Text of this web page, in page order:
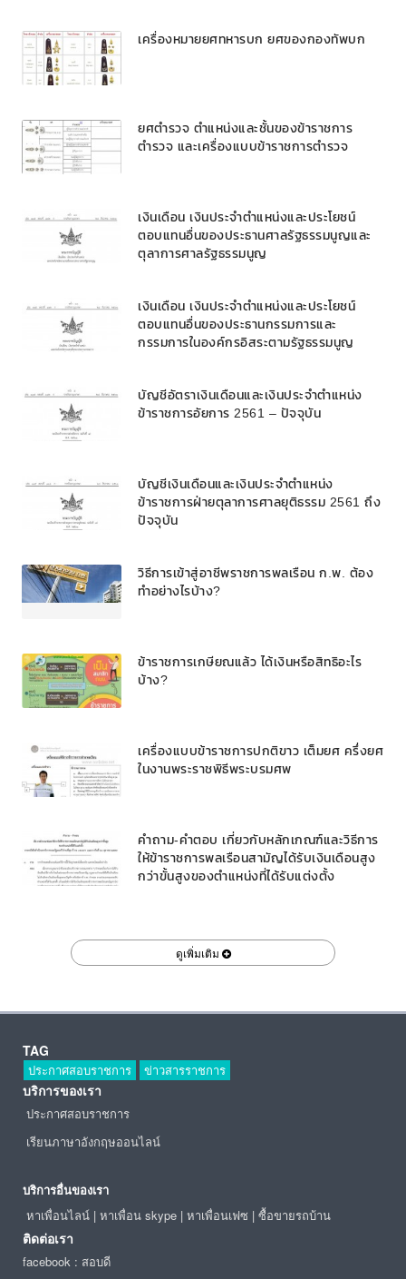
เครื่องหมายยศทหารบก ยศของกองทัพบก
ยศตำรวจ ตำแหน่งและชั้นของข้าราชการ
ตำรวจ และเครื่องแบบข้าราชการตำรวจ
เงินเดือน เงินประจำตำแหน่งและประโยชน์
ตอบแทนอื่นของประธานศาลรัฐธรรมนูญและ
ตุลาการศาลรัฐธรรมนูญ
เงินเดือน เงินประจำตำแหน่งและประโยชน์
ตอบแทนอื่นของประธานกรรมการและ
กรรมการในองค์กรอิสระตามรัฐธรรมนูญ
บัญชีอัตราเงินเดือนและเงินประจำตำแหน่ง
ข้าราชการอัยการ 2561 – ปัจจุบัน
บัญชีเงินเดือนและเงินประจำตำแหน่ง
ข้าราชการฝ่ายตุลาการศาลยุติธรรม 2561 ถึง
ปัจจุบัน
วิธีการเข้าสู่อาชีพราชการพลเรือน ก.พ. ต้อง
ทำอย่างไรบ้าง?
ข้าราชการเกษียณแล้ว ได้เงินหรือสิทธิอะไร
บ้าง?
เครื่องแบบข้าราชการปกติขาว เต็มยศ ครึ่งยศ
ในงานพระราชพิธีพระบรมศพ
คำถาม-คำตอบ เกี่ยวกับหลักเกณฑ์และวิธีการ
ให้ข้าราชการพลเรือนสามัญได้รับเงินเดือนสูง
กว่าขั้นสูงของตำแหน่งที่ได้รับแต่งตั้ง
ดูเพิ่มเติม
TAG
ประกาศสอบราชการ ข่าวสารราชการ
บริการของเรา
ประกาศสอบราชการ
เรียนภาษาอังกฤษออนไลน์
บริการอื่นของเรา
หาเพื่อนไลน์ | หาเพื่อน skype | หาเพื่อนเฟซ | ซื้อขายรถบ้าน
ติดต่อเรา
facebook : สอบดี